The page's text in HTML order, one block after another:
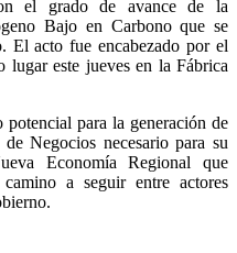
el grado de avance de la
Bajo en Carbono que se
El acto fue encabezado por el
este jueves en la Fábrica
potencial para la generación de
Negocios necesario para su
Economía Regional que
a seguir entre actores